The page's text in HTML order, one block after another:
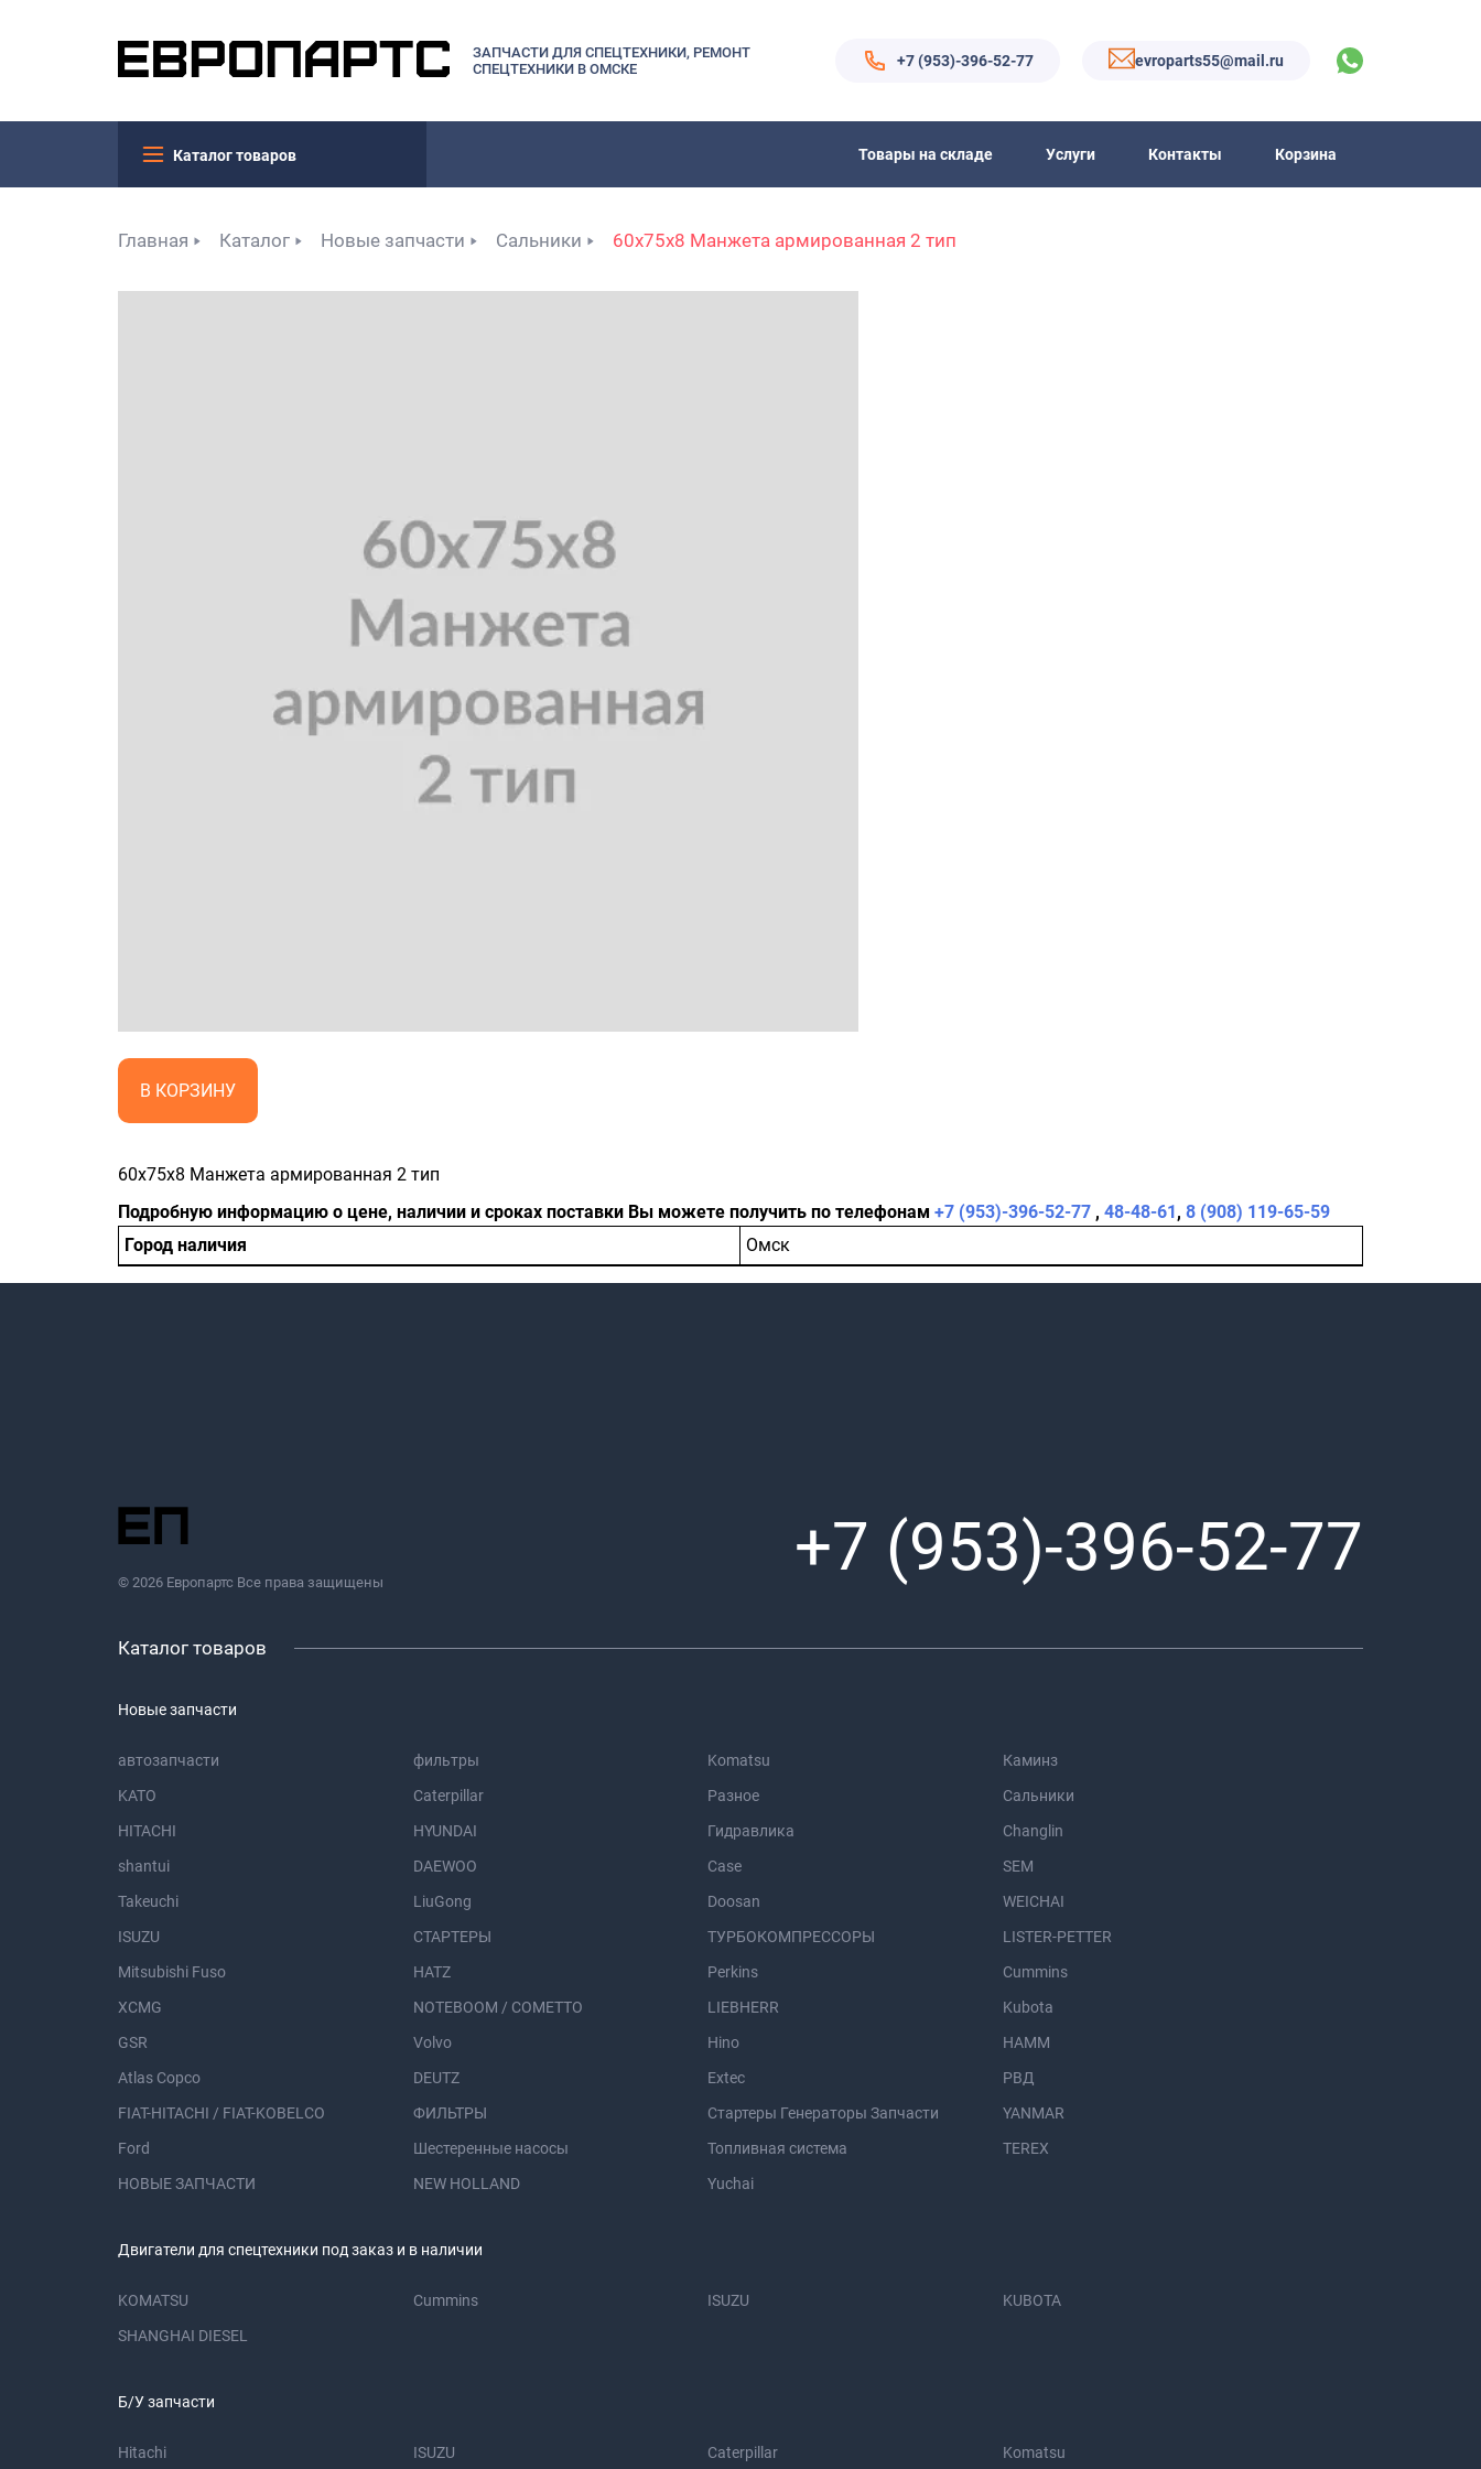
ЗАПЧАСТИ ДЛЯ СПЕЦТЕХНИКИ, РЕМОНТ
СПЕЦТЕХНИКИ В ОМСКЕ
+7 (953)-396-52-77 evroparts55@mail.ru
Каталог товаров Товары на складе Услуги Контакты Корзина
Главная Каталог Новые запчасти Сальники 60x75x8 Манжета армированная 2 тип
В КОРЗИНУ
60x75x8 Манжета армированная 2 тип
Подробную информацию о цене, наличии и сроках поставки Вы можете получить по телефонам +7 (953)-396-52-77 , 48-48-61, 8 (908) 119-65-59
Город наличия
Омск
© 2026 Европартс Все права защищены +7 (953)-396-52-77
Каталог товаров
Новые запчасти
автозапчасти фильтры Komatsu
Каминз
KATO
Caterpillar Разное
Сальники
HITACHI
HYUNDAI Гидравлика
Changlin
shantui
DAEWOO Case
SEM
Takeuchi
LiuGong Doosan
WEICHAI
ISUZU
СТАРТЕРЫ ТУРБОКОМПРЕССОРЫ
LISTER-PETTER
Mitsubishi Fuso
HATZ Perkins
Cummins
XCMG
NOTEBOOM / COMETTO LIEBHERR
Kubota
GSR
Volvo Hino
HAMM
Atlas Copco
DEUTZ Extec
РВД
FIAT-HITACHI / FIAT-KOBELCO
ФИЛЬТРЫ Стартеры Генераторы Запчасти
YANMAR
Ford
Шестеренные насосы Топливная система
TEREX
НОВЫЕ ЗАПЧАСТИ
NEW HOLLAND Yuchai
Двигатели для спецтехники под заказ и в наличии
KOMATSU Cummins ISUZU
KUBOTA
SHANGHAI DIESEL
Б/У запчасти
Hitachi ISUZU Caterpillar Komatsu